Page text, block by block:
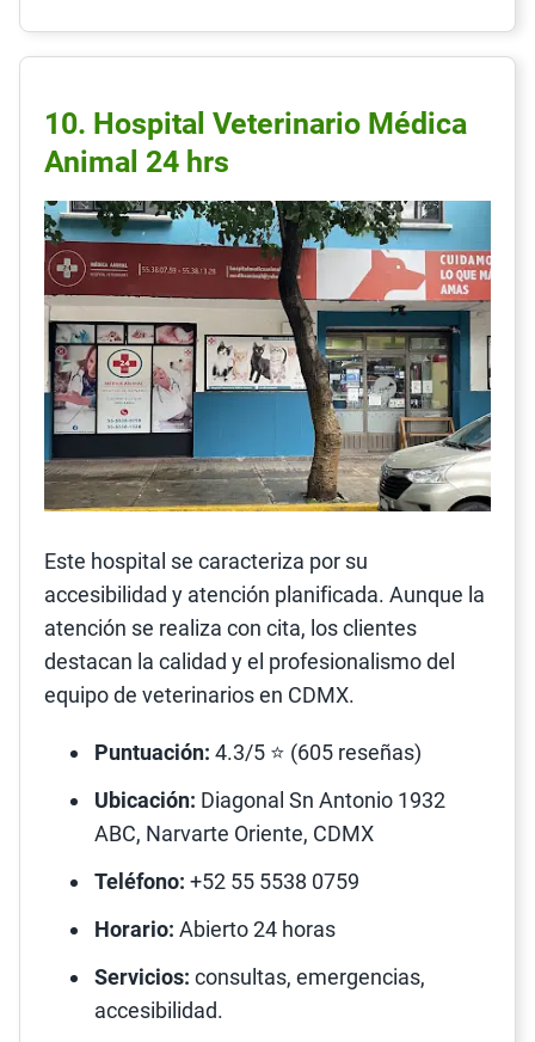
10. Hospital Veterinario Médica
Animal 24 hrs
Este hospital se caracteriza por su
accesibilidad y atención planificada. Aunque la
atención se realiza con cita, los clientes
destacan la calidad y el profesionalismo del
equipo de veterinarios en CDMX.
Puntuación: 4.3/5 ⭐ (605 reseñas)
Ubicación: Diagonal Sn Antonio 1932
ABC, Narvarte Oriente, CDMX
Teléfono: +52 55 5538 0759
Horario: Abierto 24 horas
Servicios: consultas, emergencias,
accesibilidad.